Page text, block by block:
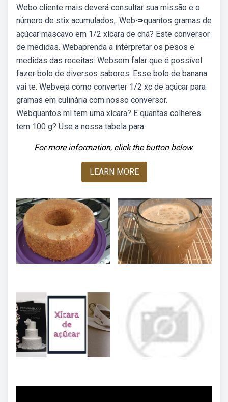
Webo cliente mais deverá consultar sua missão e o
número de stix acumulados,. Web🥕quantos gramas de
açúcar mascavo em 1/2 xícara de chá? Este conversor
de medidas. Webaprenda a interpretar os pesos e
medidas das receitas: Websem falar que é possível
fazer bolo de diversos sabores: Esse bolo de banana
vai te. Webveja como converter 1/2 xc de açúcar para
gramas em culinária com nosso conversor.
Webquantos ml tem uma xícara? E quantas colheres
tem 100 g? Use a nossa tabela para.
For more information, click the button below.
LEARN MORE